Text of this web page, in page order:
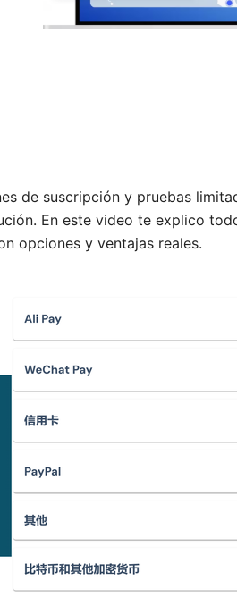
de suscripción y pruebas
En este video te explico
opciones y ventajas reales.